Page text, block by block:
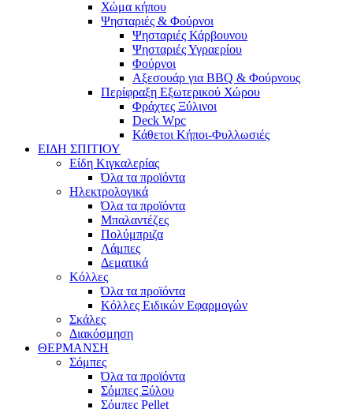
Χώμα κήπου
Ψησταριές & Φούρνοι
Ψησταριές Κάρβουνου
Ψησταριές Υγραερίου
Φούρνοι
Αξεσουάρ για BBQ & Φούρνους
Περίφραξη Εξωτερικού Χώρου
Φράχτες Ξύλινοι
Deck Wpc
Κάθετοι Κήποι-Φυλλωσιές
ΕΙΔΗ ΣΠΙΤΙΟΥ
Είδη Κιγκαλερίας
Όλα τα προϊόντα
Ηλεκτρολογικά
Όλα τα προϊόντα
Μπαλαντέζες
Πολύμπριζα
Λάμπες
Δεματικά
Κόλλες
Όλα τα προϊόντα
Κόλλες Ειδικών Εφαρμογών
Σκάλες
Διακόσμηση
ΘΕΡΜΑΝΣΗ
Σόμπες
Όλα τα προϊόντα
Σόμπες Ξύλου
Σόμπες Pellet